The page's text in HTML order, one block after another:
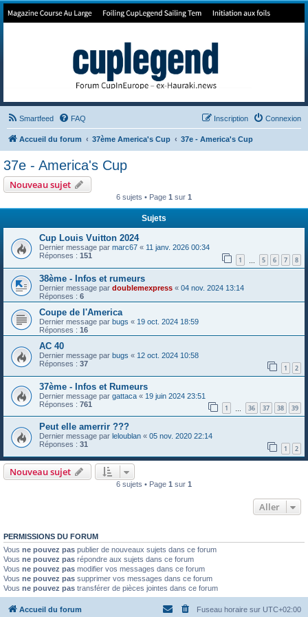
Forum de Cup In Europe
Smartfeed FAQ Connexion
Inscription
Accueil du forum 37ème America's Cup 37e - America's Cup
37e - America's Cup
Nouveau sujet
6 sujets • Page 1 sur 1
Sujets
Cup Louis Vuitton 2024
Dernier message par marc67 « 11 janv. 2026 00:34
Réponses : 151 1 5 6 7 8
38ème - Infos et rumeurs
Dernier message par doublemexpress « 04 nov. 2024 13:14
Réponses : 6
Coupe de l'America
Dernier message par bugs « 19 oct. 2024 18:59
Réponses : 16
AC 40
Dernier message par bugs « 12 oct. 2024 10:58
Réponses : 37 1 2
37ème - Infos et Rumeurs
Dernier message par gattaca « 19 juin 2024 23:51
Réponses : 761 1 36 37 38 39
Peut elle amerrir ???
Dernier message par leloublan « 05 nov. 2020 22:14
Réponses : 31 1 2
Nouveau sujet
6 sujets • Page 1 sur 1
Aller
PERMISSIONS DU FORUM
Vous ne pouvez pas publier de nouveaux sujets dans ce forum
Vous ne pouvez pas répondre aux sujets dans ce forum
Vous ne pouvez pas modifier vos messages dans ce forum
Vous ne pouvez pas supprimer vos messages dans ce forum
Vous ne pouvez pas transférer de pièces jointes dans ce forum
Accueil du forum Fuseau horaire sur UTC+02:00